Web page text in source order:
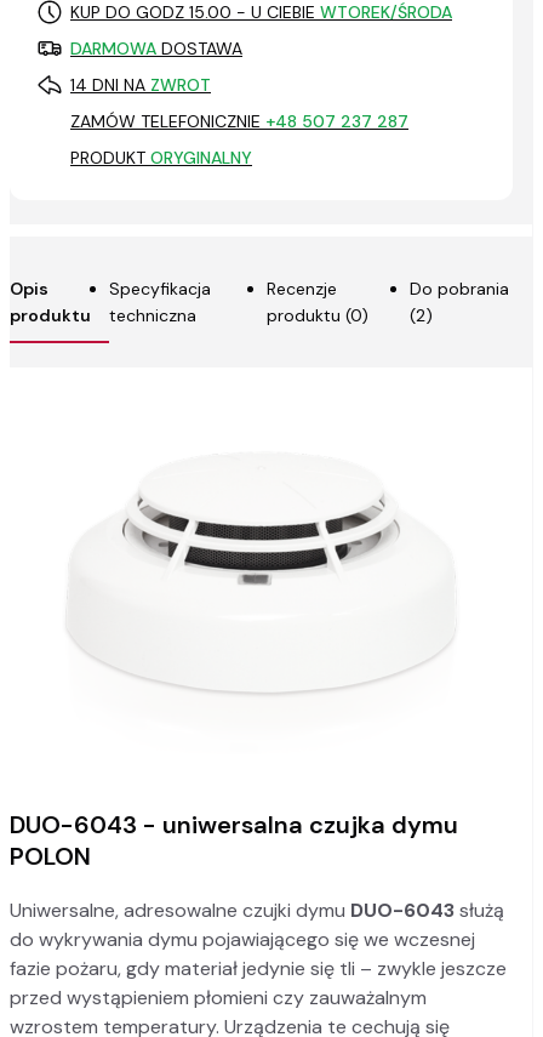
KUP DO GODZ 15.00 - U CIEBIE WTOREK/ŚRODA
DARMOWA DOSTAWA
14 DNI NA ZWROT
ZAMÓW TELEFONICZNIE +48 507 237 287
PRODUKT ORYGINALNY
Opis
produktu
Do pobrania
(2)
Specyfikacja
techniczna
Recenzje
produktu (0)
DUO-6043 - uniwersalna czujka dymu
POLON
Uniwersalne, adresowalne czujki dymu DUO-6043służą
do wykrywania dymu pojawiającego się we wczesnej
fazie pożaru, gdy materiał jedynie się tli – zwykle jeszcze
przed wystąpieniem płomieni czy zauważalnym
wzrostem temperatury. Urządzenia te cechują się